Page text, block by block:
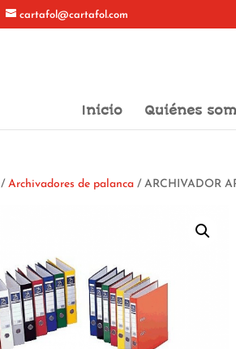
cartafol@cartafol.com
Inicio Quiénes
/Archivadores de palanca / ARCHIVADOR